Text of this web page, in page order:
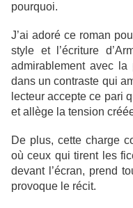
pourquoi.
J’ai adoré ce roman
style et l’écriture
admirablement avec la
dans un contraste qui
lecteur accepte ce pari
et allège la tension
De plus, cette charge
où ceux qui tirent les
devant l’écran, prend
provoque le récit.